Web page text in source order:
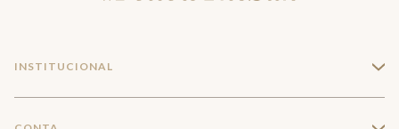
INSTITUCIONAL +